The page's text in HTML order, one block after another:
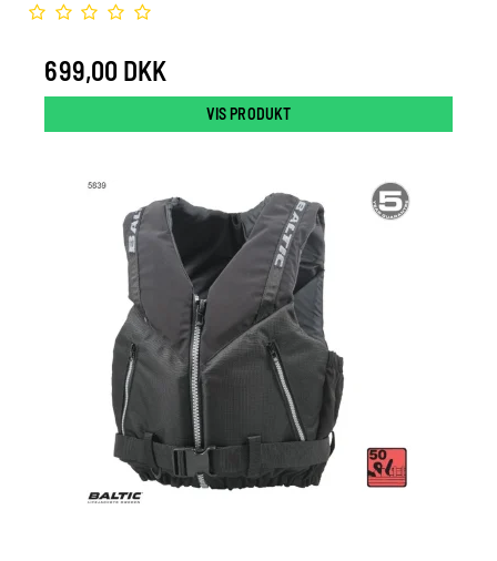
699,00 DKK
VIS PRODUKT